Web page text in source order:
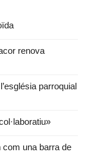
renova
parroquial
com una barra de